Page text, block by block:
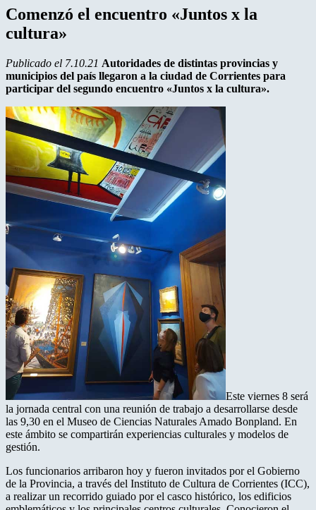
Comenzó el encuentro «Juntos x la
cultura»
Publicado el 7.10.21 Autoridades de distintas provincias y
municipios del país llegaron a la ciudad de Corrientes para
participar del segundo encuentro «Juntos x la cultura».
Este viernes 8 será
la jornada central con una reunión de trabajo a desarrollarse desde
las 9,30 en el Museo de Ciencias Naturales Amado Bonpland. En
este ámbito se compartirán experiencias culturales y modelos de
gestión.
Los funcionarios arribaron hoy y fueron invitados por el Gobierno
de la Provincia, a través del Instituto de Cultura de Corrientes (ICC),
a realizar un recorrido guiado por el casco histórico, los edificios